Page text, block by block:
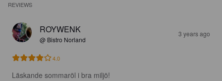
REVIEWS
ROYWENK
@ Bistro Norland
3 years ago
4.0
Läskande sommaröl i bra miljö!